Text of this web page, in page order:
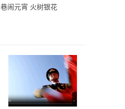
巷闹元宵 火树银花